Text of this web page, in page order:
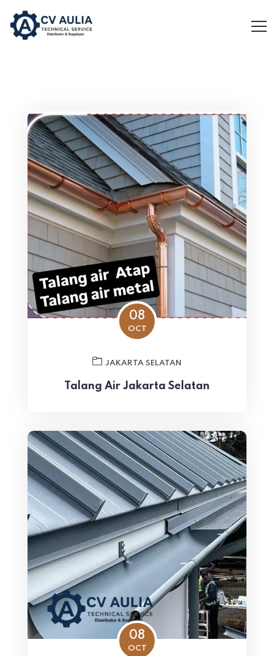
08
OCT
JAKARTA SELATAN
Talang Air Jakarta Selatan
08
OCT